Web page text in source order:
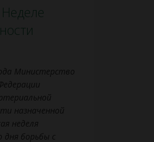
Министерство
назначенной
неделя
дня борьбы с